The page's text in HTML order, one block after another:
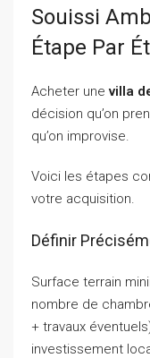
Souissi
Étape Par
Acheter unevilla
décision qu’on
qu’on improvise.
Voici les étapes
votre acquisition.
Définir
Surface terrain
nombre de
+ travaux
investissement